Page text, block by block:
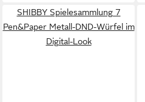
SHIBBY Spielesammlung 7
Pen&Paper Metall-DND-Würfel im
Digital-Look